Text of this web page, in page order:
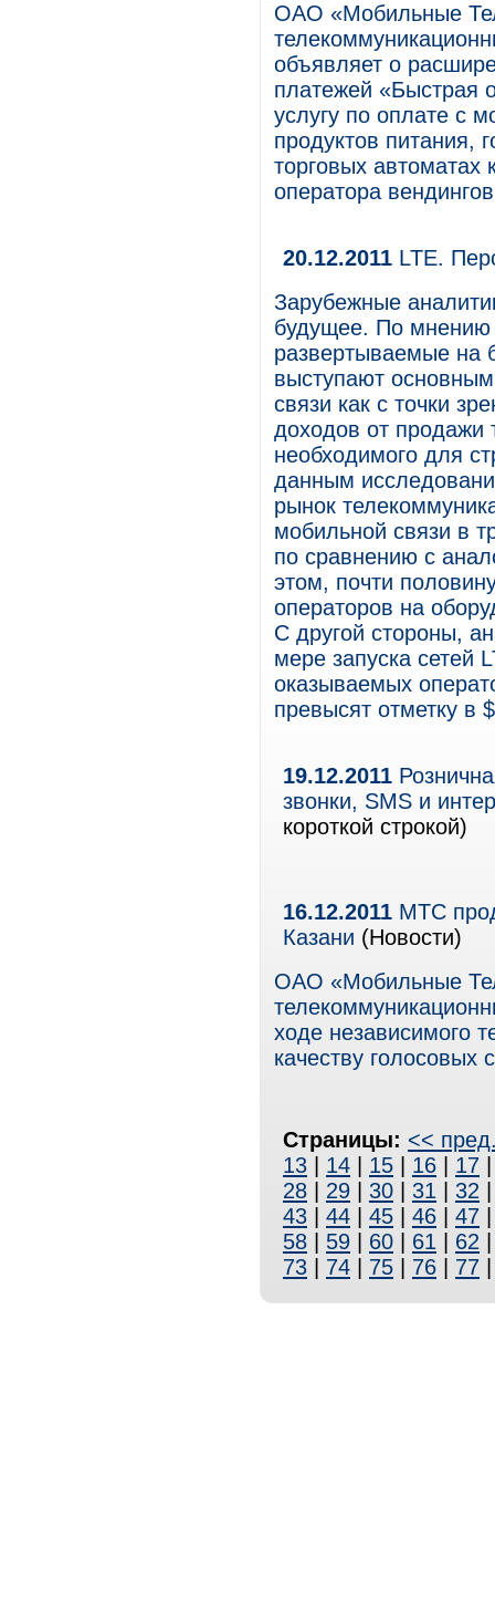
ОАО «Мобильные
объявляет о
платежей «Быстрая
услугу по оплате с
продуктов питания,
торговых автоматах
оператора
20.12.2011 LTE.
Зарубежные
будущее. По мнению
развертываемые на
выступают
связи как с точки
доходов от продажи
необходимого для
данным
рынок
мобильной связи в
по сравнению с
этом, почти
операторов на
С другой стороны,
мере запуска сетей
оказываемых
превысят отметку в
19.12.2011
звонки, SMS и
короткой строкой)
16.12.2011 МТС
Казани (Новости)
ОАО «Мобильные
ходе независимого
качеству голосовых
Страницы: <<
13
14 15 16 17
28
29 30 31 32
43
44 45 46 47
58
59 60 61 62
73
74 75 76 77